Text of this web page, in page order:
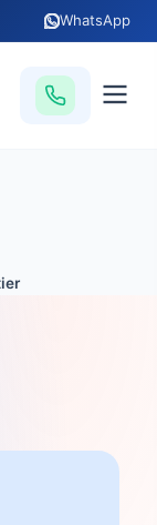
WhatsApp